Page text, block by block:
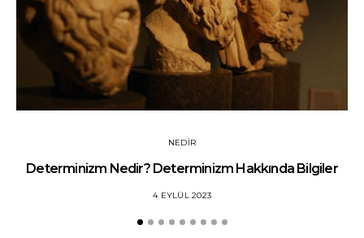
NEDIR
Determinizm Nedir? Determinizm Hakkında Bilgiler
4 EYLÜL 2023